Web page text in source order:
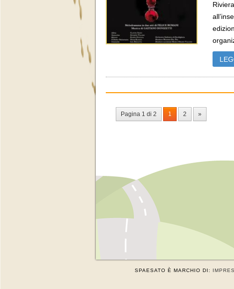
Pagina 1 di 2 1 2 »
SPAESATO È MARCHIO DI: